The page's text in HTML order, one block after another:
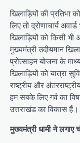
खिलाड़ियों की प्रतिभा
लिए तो द्रोणाचार्य
खिलाड़ियों को किसी
मुख्यमंत्री उदीयमान
प्रोत्साहन योजना के
खिलाड़ियों को यात्रा
राष्ट्रीय और
हम सबके लिए गर्व का
उत्तराखंड का विकास हैं।
मुख्यमंत्री धामी ने